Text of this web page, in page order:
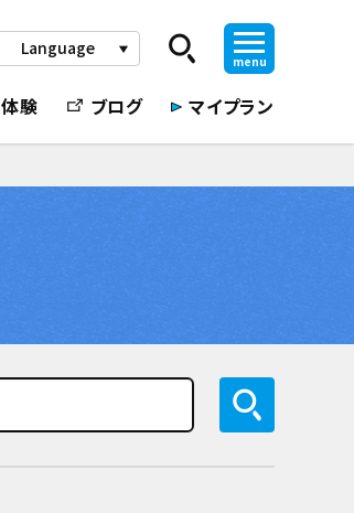
Language play_arrow
menu
体験 ブログ マイプラン